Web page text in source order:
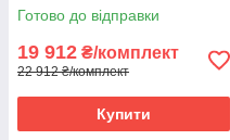
Готово до відправки
19 912 ₴/комплект
22 912 ₴/комплект
Купити